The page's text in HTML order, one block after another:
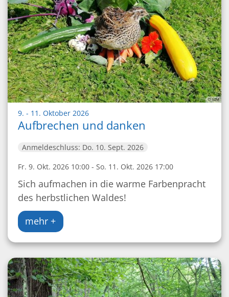
© MM
9. - 11. Oktober 2026:
Aufbrechen und danken
Anmeldeschluss: Do. 10. Sept. 2026
Fr. 9. Okt. 2026 10:00 - So. 11. Okt. 2026 17:00
Sich aufmachen in die warme Farbenpracht
des herbstlichen Waldes!
mehr +